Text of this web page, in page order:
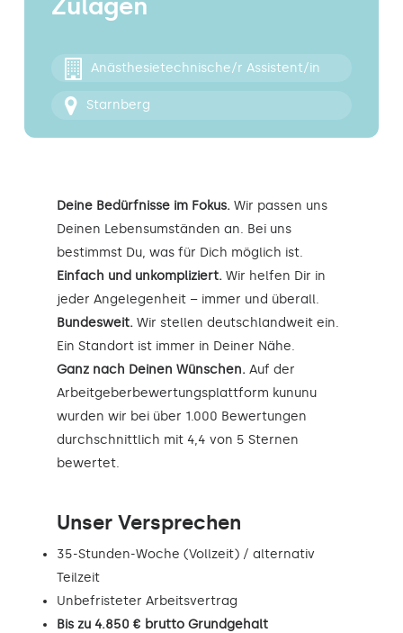
Kontakt
Zulagen
Anästhesietechnische/r Assistent/in
Starnberg
Deine Bedürfnisse im Fokus. Wir passen uns
Deinen Lebensumständen an. Bei uns
bestimmst Du, was für Dich möglich ist.
Einfach und unkompliziert. Wir helfen Dir in
jeder Angelegenheit – immer und überall.
Bundesweit. Wir stellen deutschlandweit ein.
Ein Standort ist immer in Deiner Nähe.
Ganz nach Deinen Wünschen. Auf der
Arbeitgeberbewertungsplattform kununu
wurden wir bei über 1.000 Bewertungen
durchschnittlich mit 4,4 von 5 Sternen
bewertet.
Unser Versprechen
35-Stunden-Woche (Vollzeit) / alternativ
Teilzeit
Unbefristeter Arbeitsvertrag
Bis zu 4.850 € brutto Grundgehalt